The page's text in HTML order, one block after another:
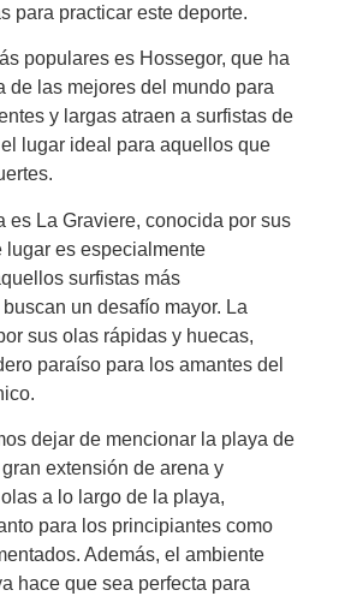
para practicar este deporte.
populares es Hossegor, que ha
de las mejores del mundo para
y largas atraen a surfistas de
lugar ideal para aquellos que
es La Graviere, conocida por sus
lugar es especialmente
surfistas más
un desafío mayor. La
sus olas rápidas y huecas,
paraíso para los amantes del
dejar de mencionar la playa de
extensión de arena y
a lo largo de la playa,
para los principiantes como
Además, el ambiente
hace que sea perfecta para